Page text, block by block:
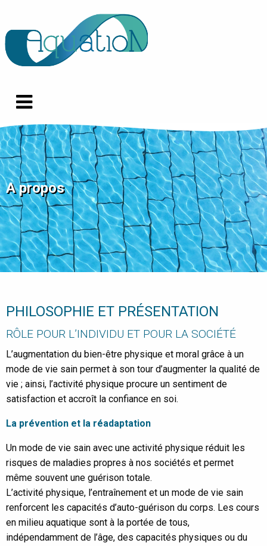
A propos
PHILOSOPHIE ET PRÉSENTATION
RÔLE POUR L’INDIVIDU ET POUR LA SOCIÉTÉ
L’augmentation du bien-être physique et moral grâce à un
mode de vie sain permet à son tour d’augmenter la qualité de
vie ; ainsi, l’activité physique procure un sentiment de
satisfaction et accroît la confiance en soi.
La prévention et la réadaptation
Un mode de vie sain avec une activité physique réduit les
risques de maladies propres à nos sociétés et permet
même souvent une guérison totale.
L’activité physique, l’entraînement et un mode de vie sain
renforcent les capacités d’auto-guérison du corps. Les cours
en milieu aquatique sont à la portée de tous,
indépendamment de l’âge, des capacités physiques ou du